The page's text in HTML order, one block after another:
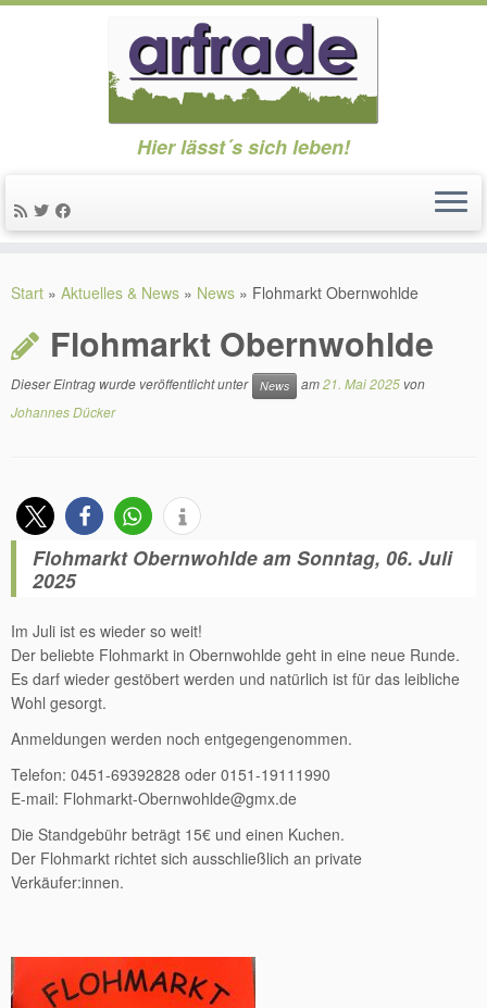
Inhalt
Hier lässt´s sich leben!
Start » Aktuelles & News » News » Flohmarkt Obernwohlde
Flohmarkt Obernwohlde
Dieser Eintrag wurde veröffentlicht unter News am21. Mai 2025 von
Johannes Dücker
Flohmarkt Obernwohlde am Sonntag, 06. Juli
2025
Im Juli ist es wieder so weit!
Der beliebte Flohmarkt in Obernwohlde geht in eine neue Runde.
Es darf wieder gestöbert werden und natürlich ist für das leibliche
Wohl gesorgt.
Anmeldungen werden noch entgegengenommen.
Telefon: 0451-69392828 oder 0151-19111990
E-mail: Flohmarkt-Obernwohlde@gmx.de
Die Standgebühr beträgt 15€ und einen Kuchen.
Der Flohmarkt richtet sich ausschließlich an private
Verkäufer:innen.